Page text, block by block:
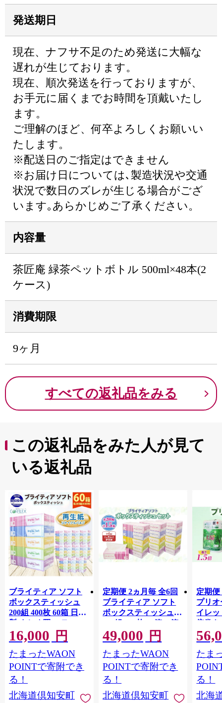
発送期日
現在、ナフサ不足のため発送に大幅な
遅れが生じております。
現在、順次発送を行っておりますが、
お手元に届くまでお時間を頂戴いたし
ます。
ご理解のほど、何卒よろしくお願いい
たします。
※配送日のご指定はできません
※お届け日については､製造状況や交通
状況で数日のズレが生じる場合がござ
います｡あらかじめご了承ください。
内容量
茶匠庵 緑茶ペットボトル 500ml×48本(2
ケース)
消費期限
9ヶ月
すべての返礼品をみる
この返礼品をみた人が見て
いる返礼品
ブライティア ソフト
ボックスティッシュ
200組 400枚 60箱 日本
製 まとめ買い ティッ
シュ リサイクル 長持
防災 常備品 日用雑貨
消耗品 生活必需品 備
蓄 ペーパー 紙 北海道
倶知安町 日用品
16,000 円
たまったWAON
POINTで寄附でき
る！
北海道倶知安町
定期便 2ヵ月毎 全6回
ブライティア ソフト
ボックスティッシュ
200組 400枚 15箱 (5箱
×3) BOX 日本製 まと
め買い ティッシュ リ
サイクル 長持 防災 常
備品 日用雑貨 消耗品
生活必需品 備蓄 ペー
パー 紙 北海道 倶知安
町 日用品
49,000 円
たまったWAON
POINTで寄附でき
る！
北海道倶知安町
定期便
プリ
イレッ
倍巻
36ロ
パック
買い
常備品
ット
日用品
北海道
たま
る！
北海